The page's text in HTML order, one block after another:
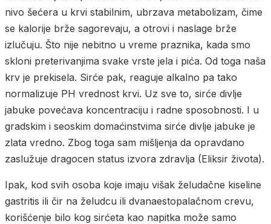
nivo šećera u krvi stabilnim, ubrzava metabolizam, čime
se kalorije brže sagorevaju, a otrovi i naslage brže
izlučuju. Što nije nebitno u vreme praznika, kada smo
skloni preterivanjima svake vrste jela i pića. Od toga naša
krv je prekisela. Sirće pak, reaguje alkalno pa tako
normalizuje PH vrednost krvi. Uz sve to, sirće divlje
jabuke povećava koncentraciju i radne sposobnosti. I u
gradskim i seoskim domaćinstvima sirće divlje jabuke je
zlata vredno. Zbog toga sam mišljenja da opravdano
zaslužuje dragocen status izvora zdravlja (Eliksir života).
Ipak, kod svih osoba koje imaju višak želudačne kiseline
gastritis ili čir na želudcu ili dvanaestopalačnom crevu,
korišćenje bilo kog sirćeta kao napitka može samo